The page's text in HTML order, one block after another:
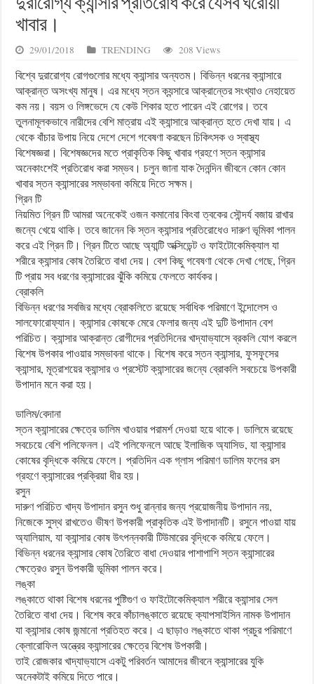
দুরারোগ্য ক্যান্সার প্রতিরোধ করে যেসব ঘরোয়া
খাবার।
29/01/2018 TRENDING 208 Views
বিশ্বে দুরারোগ্য রোগগুলোর মধ্যে ক্যান্সার অন্যতম। বিভিন্ন ধরনের ক্যান্সারে
আক্রান্ত অসংখ্য মানুষ। এর মধ্যে স্তন ক্যন্সারে আক্রান্তের সংখ্যাও নেহায়েত
কম নয়। বয়স ও লিঙ্গভেদে যে কেউ শিকার হতে পারেন এই রোগের। তবে
তুলনামূলকভাবে নারীদের বেশি মাত্রায় এই ক্যান্সারে আক্রান্ত হতে দেখা যায়। এ
থেকে বাঁচার উপায় নিয়ে দেশে দেশে গবেষণা করছেন চিকিৎসক ও স্বাস্থ্য
বিশেষজ্ঞরা। বিশেষজ্ঞদের মতে প্রাকৃতিক কিছু খাবার গ্রহণে স্তন ক্যান্সার
অনেকাংশেই প্রতিরোধ করা সম্ভব। চলুন জানা যাক দৈনন্দিন জীবনে কোন কোন
খাবার স্তন ক্যান্সারের সম্ভাবনা কমিয়ে দিতে সক্ষম।
গ্রিন টি
নিয়মিত গ্রিন টি আমরা অনেকেই ওজন কমানোর কিংবা ত্বকের সৌন্দর্য বজায় রাখার
জন্যে খেয়ে থাকি। তবে জানেন কি স্তন ক্যান্সার প্রতিরোধেও দারুণ ভূমিকা পালন
করে এই গ্রিন টি। গ্রিন টিতে আছে অ্যান্টি অক্সিডেন্ট ও ফাইটোকেমিক্যাল যা
শরীরে ক্যান্সার কোষ তৈরিতে বাধা দেয়। বেশ কিছু গবেষণা থেকে দেখা গেছে, গ্রিন
টি প্রায় সব ধরণের ক্যান্সারের ঝুঁকি কমিয়ে ফেলতে কার্যকর।
ব্রোকলি
বিভিন্ন ধরণের সবজির মধ্যে ব্রোকলিতে রয়েছে সর্বাধিক পরিমাণে ইন্দোলেস ও
সালফোরোফ্যান। ক্যান্সার কোষকে মেরে ফেলার জন্য এই দুটি উপাদান বেশ
পরিচিত। ক্যান্সার আক্রান্ত রোগীদের প্রতিদিনের খাদ্যাভ্যাসে ব্রকলি যোগ করলে
বিশেষ উপকার পাওয়ার সম্ভাবনা থাকে। বিশেষ করে স্তন ক্যান্সার, ফুসফুসের
ক্যান্সার, মূত্রাশয়ের ক্যান্সার ও প্রস্টেট ক্যান্সারের জন্যে ব্রোকলি সবচেয়ে উপকারী
উপাদান মনে করা হয়।
ডালিম/বেদানা
স্তন ক্যান্সারের ক্ষেত্রে ডালিম খাওয়ার পরামর্শ দেওয়া হয়ে থাকে। ডালিমে রয়েছে
সবচেয়ে বেশি পলিফেনল। এই পলিফেনলে আছে ইলাজিক অ্যাসিড, যা ক্যান্সার
কোষের বৃদ্ধিকে কমিয়ে ফেলে। প্রতিদিন এক গ্লাস পরিমাণ ডালিম ফলের রস
গ্রহণে ক্যান্সারের প্রক্রিয়া ধীর হয়।
রসুন
দারুণ পরিচিত খাদ্য উপাদান রসুন শুধু রান্নার জন্য প্রয়োজনীয় উপাদান নয়,
নিজেকে সুস্থ রাখতেও ভীষণ উপকারী প্রাকৃতিক এই উপাদানটি। রসুনে পাওয়া যায়
অ্যালিয়াম, যা ক্যান্সার কোষ উৎপন্নকারী টিউমারের বৃদ্ধিকে কমিয়ে ফেলে।
বিভিন্ন ধরনের ক্যান্সার কোষ তৈরিতে বাধা দেওয়ার পাশাপাশি স্তন ক্যান্সারের
ক্ষেত্রেও রসুন উপকারী ভূমিকা পালন করে।
লঙ্কা
লঙ্কাতে থাকা বিশেষ ধরনের পুষ্টিগুণ ও ফাইটোকেমিক্যাল শরীরে ক্যান্সার সেল
তৈরিতে বাধা দেয়। বিশেষ করে কাঁচালঙ্কাতে রয়েছে ক্যাপসাইসিন নামক উপাদান
যা ক্যান্সার কোষ জন্মানো প্রতিহত করে। এ ছাড়াও লঙ্কাতে থাকা প্রচুর পরিমাণে
ক্লোরোফিল অন্ত্রের ক্যান্সারের ক্ষেত্রে বিশেষ উপকারী।
তাই রোজকার খাদ্যাভ্যাসে একটু পরিবর্তন আমাদের জীবনে ক্যান্সারের যুকি
অনেকটাই কমিয়ে দিতে পারে।